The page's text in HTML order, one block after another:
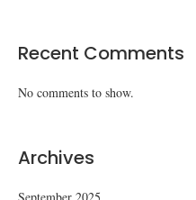
Recent Comments
No comments to show.
Archives
September 2025